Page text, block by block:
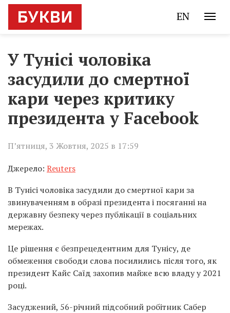
EN
У Тунісі чоловіка
засудили до смертної
кари через критику
президента у Facebook
П’ятниця, 3 Жовтня, 2025 в 17:59
Джерело: Reuters
В Тунісі чоловіка засудили до смертної кари за
звинуваченням в образі президента і посяганні на
державну безпеку через публікації в соціальних
мережах.
Це рішення є безпрецедентним для Тунісу, де
обмеження свободи слова посилились після того, як
президент Кайс Саїд захопив майже всю владу у 2021
році.
Засуджений, 56-річний підсобний робітник Сабер